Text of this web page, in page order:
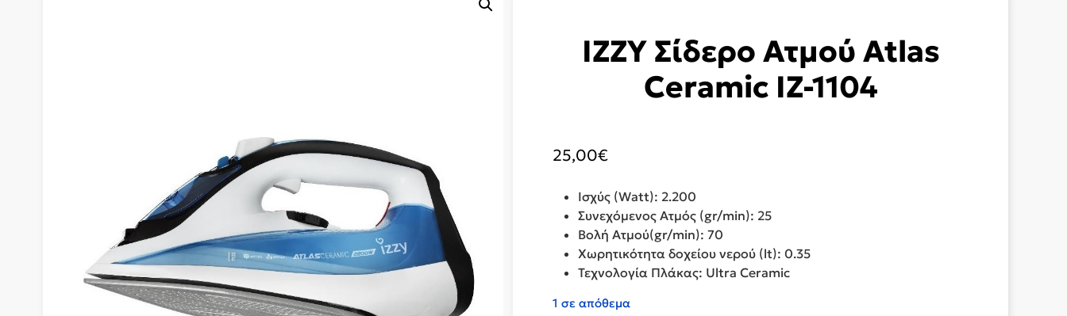
IZZY Σίδερο Ατμού Atlas
Ceramic IZ-1104
25,00€
Ισχύς (Watt): 2.200
Συνεχόμενος Ατμός (gr/min): 25
Βολή Ατμού(gr/min): 70
Χωρητικότητα δοχείου νερού (lt): 0.35
Τεχνολογία Πλάκας: Ultra Ceramic
1 σε απόθεμα